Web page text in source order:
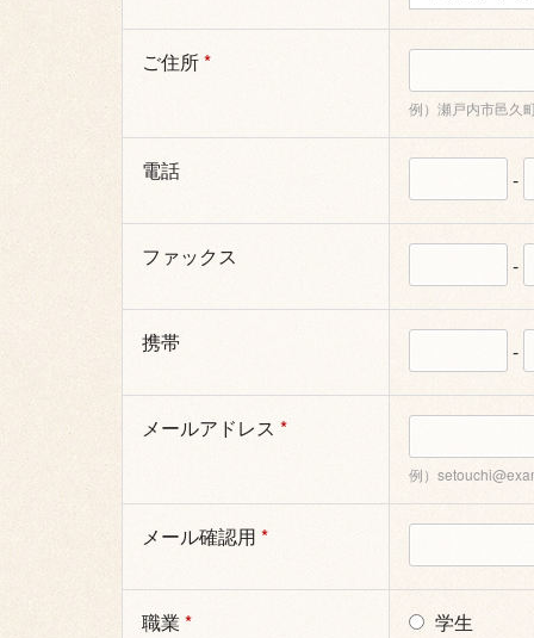
ご住所*
例）瀬戸内市邑久
電話 -
ファックス -
携帯 -
メールアドレス *
例）
メール確認用 *
職業 *
学生